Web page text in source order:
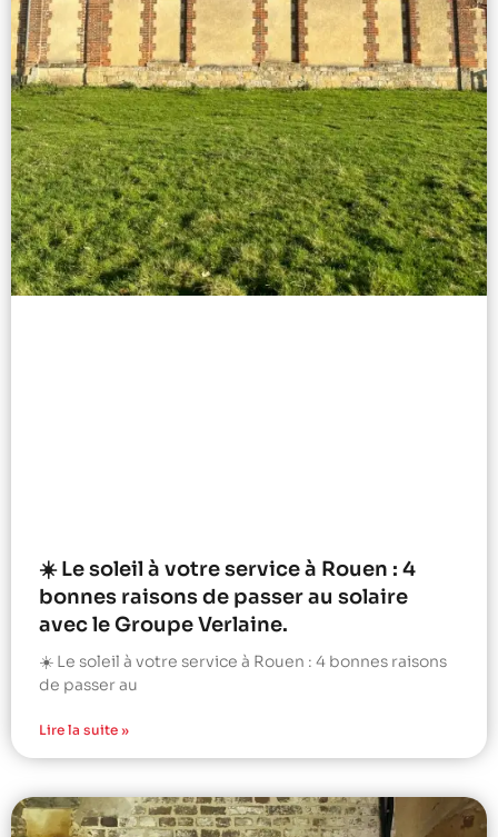
☀️ Le soleil à votre service à Rouen : 4
bonnes raisons de passer au solaire
avec le Groupe Verlaine.
☀️ Le soleil à votre service à Rouen : 4 bonnes raisons
de passer au
Lire la suite »